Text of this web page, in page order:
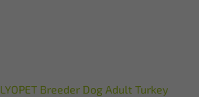
LYOPET Breeder Dog Adult Turkey